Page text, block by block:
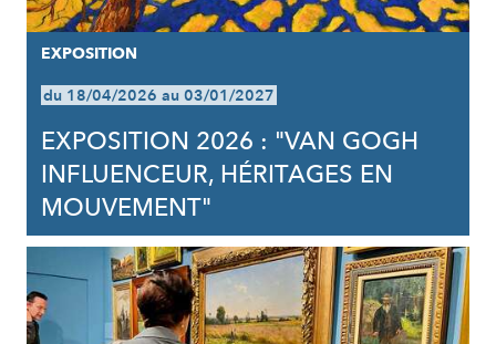
EXPOSITION
du 18/04/2026 au 03/01/2027
EXPOSITION 2026 : "VAN GOGH
INFLUENCEUR, HÉRITAGES EN
MOUVEMENT"